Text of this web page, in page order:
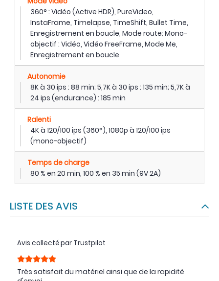
360° : Vidéo (Active HDR), PureVideo,
InstaFrame, Timelapse, TimeShift, Bullet Time,
Enregistrement en boucle, Mode route; Mono-
objectif : Vidéo, Vidéo FreeFrame, Mode Me,
Enregistrement en boucle
Autonomie
8K à 30 ips : 88 min; 5,7K à 30 ips : 135 min; 5,7K à
24 ips (endurance) : 185 min
Ralenti
4K à 120/100 ips (360°), 1080p à 120/100 ips
(mono-objectif)
Temps de charge
80 % en 20 min, 100 % en 35 min (9V 2A)
LISTE DES AVIS
Avis collecté par Trustpilot
Très satisfait du matériel ainsi que de la rapidité